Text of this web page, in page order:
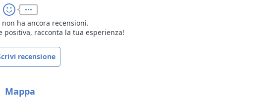
inverno)
e collegamento al gas, mentre le piazzole premium
ha ancora recensioni.
positiva, racconta la tua esperienza!
recensione
Mappa